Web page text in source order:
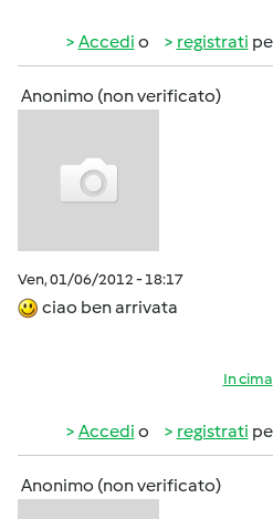
Accedi o registrati
Anonimo (non verificato)
Ven, 01/06/2012 - 18:17
ciao ben arrivata
In cima
Accedi o registrati
Anonimo (non verificato)